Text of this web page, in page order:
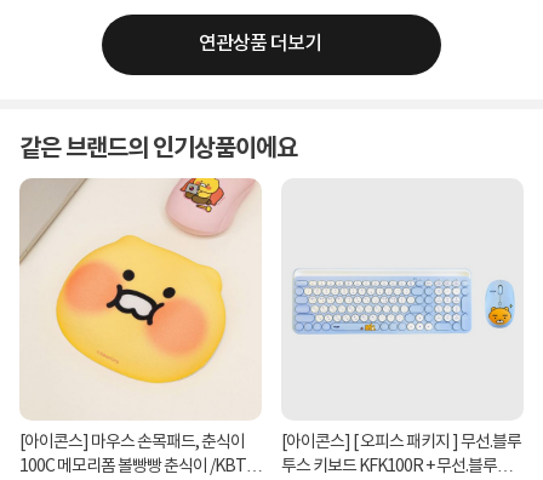
연관상품 더보기
같은 브랜드의 인기상품이에요
[아이콘스] 마우스 손목패드, 춘식이
100C 메모리폼 볼빵빵 춘식이 /KBT-
[아이콘스] [ 오피스 패키지 ] 무선.블루
투스 키보드 KFK100R + 무선.블루투